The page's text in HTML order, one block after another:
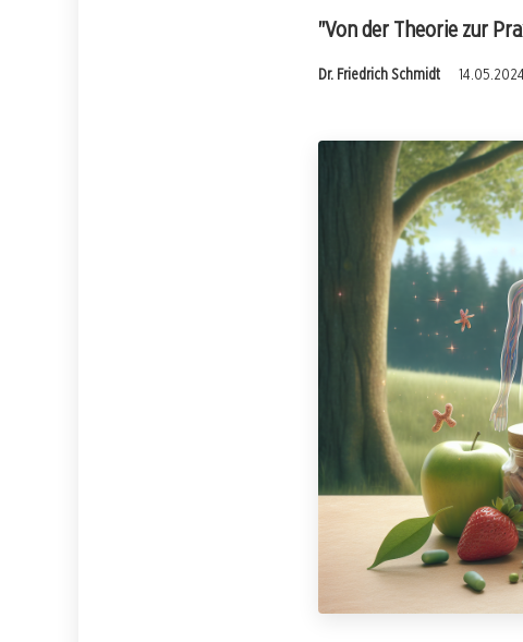
"Von der Theorie zur
Dr. Friedrich Schmidt